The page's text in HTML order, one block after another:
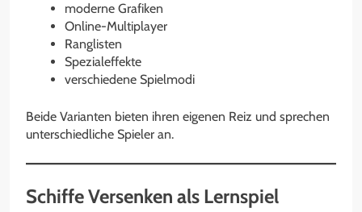
moderne Grafiken
Online-Multiplayer
Ranglisten
Spezialeffekte
verschiedene Spielmodi
Beide Varianten bieten ihren eigenen Reiz und sprechen
unterschiedliche Spieler an.
Schiffe Versenken als Lernspiel